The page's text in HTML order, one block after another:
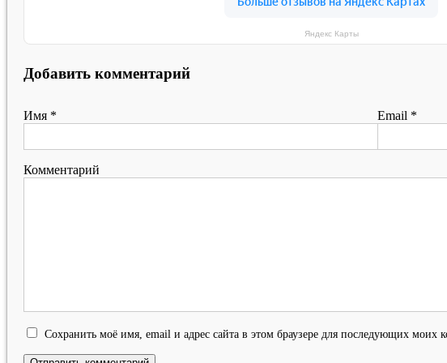
Яндекс Карты
Добавить комментарий
Имя * Email *
Комментарий
Сохранить моё имя, email и адрес сайта в этом браузере для последующих моих